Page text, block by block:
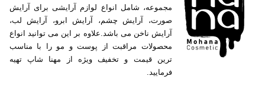
مجموعه، شامل انواع لوازم آرایشی برای آرایش
صورت، آرایش چشم، آرایش ابرو، آرایش لب،
آرایش ناخن می باشد.علاوه بر این می توانید انواع
محصولات مراقبت از پوست و مو را با مناسب
ترین قیمت و تخفیف ویژه از مهنا شاپ تهیه
فرمایید.